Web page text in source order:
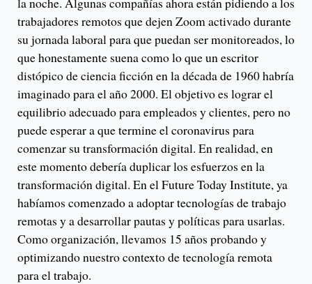
trabajadores remotos que dejen Zoom activado durante
su jornada laboral para que puedan ser monitoreados, lo
que honestamente suena como lo que un escritor
distópico de ciencia ficción en la década de 1960 habría
imaginado para el año 2000. El objetivo es lograr el
equilibrio adecuado para empleados y clientes, pero no
puede esperar a que termine el coronavirus para
comenzar su transformación digital. En realidad, en
este momento debería duplicar los esfuerzos en la
transformación digital. En el Future Today Institute, ya
habíamos comenzado a adoptar tecnologías de trabajo
remotas y a desarrollar pautas y políticas para usarlas.
Como organización, llevamos 15 años probando y
optimizando nuestro contexto de tecnología remota
para el trabajo.